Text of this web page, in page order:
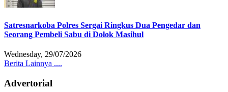
Satresnarkoba Polres Sergai Ringkus Dua Pengedar dan
Seorang Pembeli Sabu di Dolok Masihul
Wednesday, 29/07/2026
Berita Lainnya ....
Advertorial